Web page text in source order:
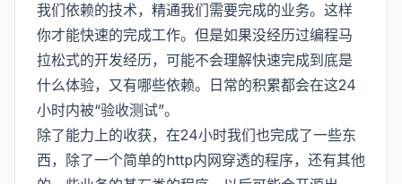
我们依赖的技术，精通我们需要完成的业务。这样
你才能快速的完成工作。但是如果没经历过编程马
拉松式的开发经历，可能不会理解快速完成到底是
什么体验，又有哪些依赖。日常的积累都会在这24
小时内被“验收测试”。
除了能力上的收获，在24小时我们也完成了一些东
西，除了一个简单的http内网穿透的程序，还有其他